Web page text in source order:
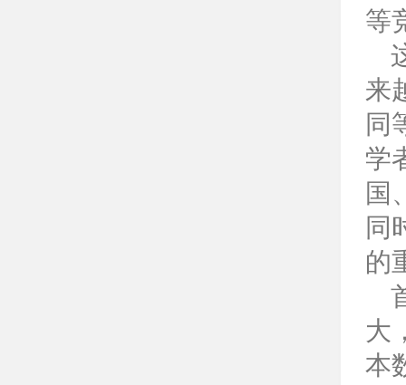
等
来
同
学
国
同
的
大
本